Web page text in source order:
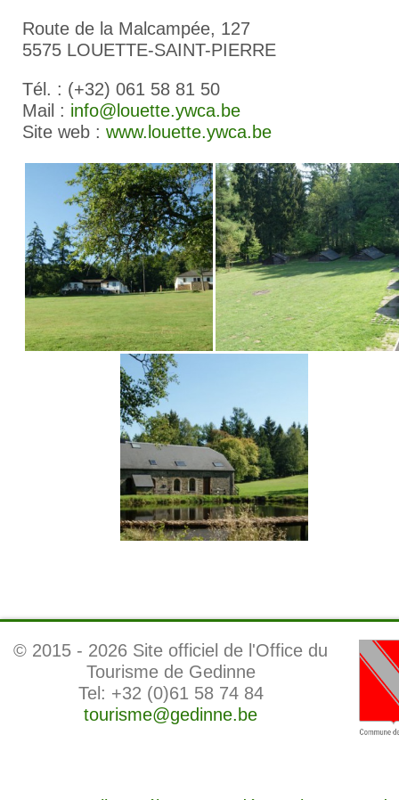
Route de la Malcampée, 127
5575 LOUETTE-SAINT-PIERRE
Tél. : (+32) 061 58 81 50
Mail : info@louette.ywca.be
Site web : www.louette.ywca.be
© 2015 - 2026 Site officiel de l'Office du
Tourisme de Gedinne
Tel: +32 (0)61 58 74 84
tourisme@gedinne.be